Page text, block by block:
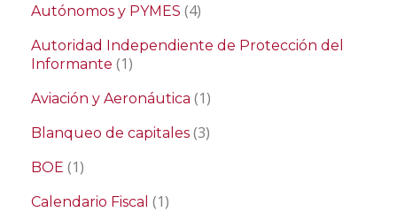
Autónomos y PYMES (4)
Autoridad Independiente de Protección del
Informante (1)
Aviación y Aeronáutica (1)
Blanqueo de capitales (3)
BOE (1)
Calendario Fiscal (1)